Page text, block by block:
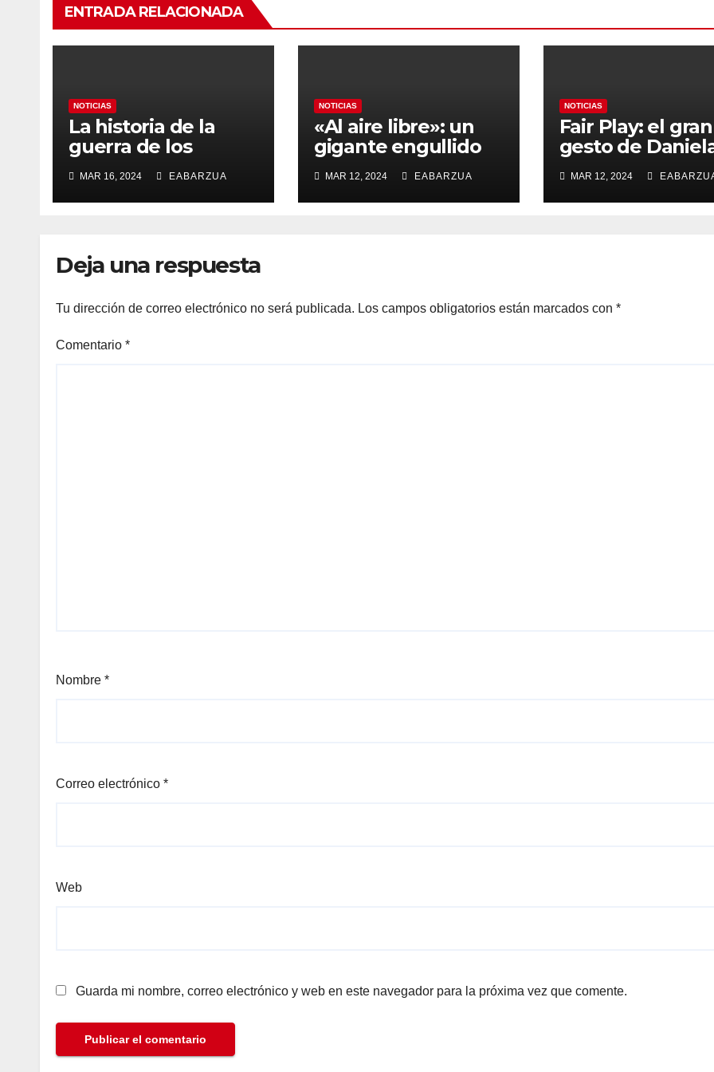
ENTRADA RELACIONADA
NOTICIAS
La historia de la
guerra de los
MAR 16, 2024 EABARZUA
NOTICIAS
«Al aire libre»: un
gigante engullido
MAR 12, 2024 EABARZUA
NOTICIAS
Fair Play: el gran
gesto de
MAR 12, 2024
Deja una respuesta
Tu dirección de correo electrónico no será publicada. Los campos obligatorios están marcados con *
Comentario *
Nombre *
Correo electrónico *
Web
Guarda mi nombre, correo electrónico y web en este navegador para la próxima vez que comente.